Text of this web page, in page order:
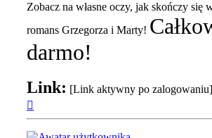
Zobacz na własne oczy, jak skończy się
romans Grzegorza i Marty!
darmo!
Link: [Link aktywny po zalogowaniu]